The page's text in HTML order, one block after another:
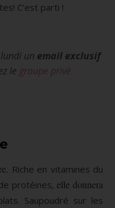
C’est parti !
un email exclusif
le groupe privé
Riche en vitamines du
protéines, elle donnera
Saupoudré sur les